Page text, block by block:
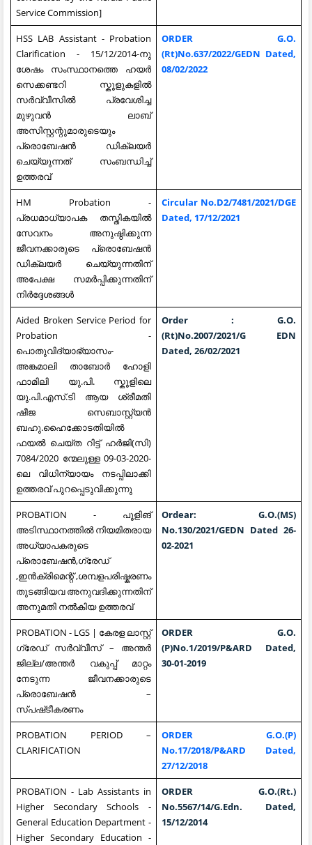
Service Commission]
HSS LAB Assistant - Probation
Clarification - 15/12/2014-നു
ശേഷം സംസ്ഥാനത്തെ ഹയർ
സെക്കണ്ടറി സ്കൂളുകളിൽ
സർവ്വീസിൽ പ്രവേശിച്ച
മുഴുവൻ ലാബ്
അസിസ്റ്റന്റുമാരുടെയും
പ്രൊബേഷൻ ഡിക്ലയർ
ചെയ്യുന്നത് സംബന്ധിച്ച്
ഉത്തരവ്
ORDER G.O.
(Rt)No.637/2022/GEDN Dated,
08/02/2022
HM Probation -
പ്രധമാധ്യാപക തസ്തികയില്‍
സേവനം അനുഷ്ഠിക്കുന്ന
ജീവനക്കാരുടെ പ്രൊബേഷന്‍
ഡിക്ലയര്‍ ചെയ്യുന്നതിന്
അപേക്ഷ സമര്‍പ്പിക്കുന്നതിന്
നിര്‍ദ്ദേശങ്ങള്‍
Circular No.D2/7481/2021/DGE
Dated, 17/12/2021
Aided Broken Service Period for
Probation -
പൊതുവിദ്യാഭ്യാസം-
അങ്കമാലി താബോർ ഹോളി
ഫാമിലി യു.പി. സ്കൂളിലെ
യു.പി.എസ്.ടി ആയ ശ്രീമതി
ഷീജ സെബാസ്റ്റ്യൻ
ബഹു.ഹൈക്കോടതിയിൽ
ഫയൽ ചെയ്ത റിട്ട് ഹർജി(സി)
7084/2020 ന്മേലുള്ള 09-03-2020-
ലെ വിധിന്യായം നടപ്പിലാക്കി
ഉത്തരവ് പുറപ്പെടുവിക്കുന്നു
Order : G.O.
(Rt)No.2007/2021/G EDN
Dated, 26/02/2021
PROBATION - പൂളിങ്
അടിസ്ഥാനത്തിൽ നിയമിതരായ
അധ്യാപകരുടെ
പ്രൊബേഷൻ,ഗ്രേഡ്
,ഇൻക്രിമെന്റ് ,ശമ്പളപരിഷ്കരണം
തുടങ്ങിയവ അനുവദിക്കുന്നതിന്
അനുമതി നൽകിയ ഉത്തരവ്
Ordear: G.O.(MS)
No.130/2021/GEDN Dated 26-
02-2021
PROBATION - LGS | കേരള ലാസ്റ്റ്
ഗ്രേഡ് സർവ്വീസ് – അന്തർ
ജില്ല/അന്തർ വകുപ്പ് മാറ്റം
നേടുന്ന ജീവനക്കാരുടെ
പ്രൊബേഷൻ –
സ്പഷ്‌ടീകരണം
ORDER G.O.
(P)No.1/2019/P&ARD Dated,
30-01-2019
PROBATION PERIOD –
CLARIFICATION
ORDER G.O.(P)
No.17/2018/P&ARD Dated,
27/12/2018
PROBATION - Lab Assistants in
Higher Secondary Schools -
General Education Department -
Higher Secondary Education -
ORDER G.O.(Rt.)
No.5567/14/G.Edn. Dated,
15/12/2014